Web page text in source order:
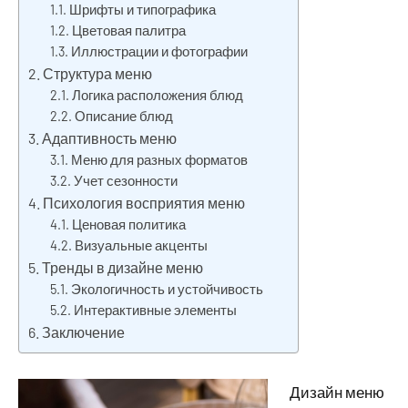
Шрифты и типографика
Цветовая палитра
Иллюстрации и фотографии
Структура меню
Логика расположения блюд
Описание блюд
Адаптивность меню
Меню для разных форматов
Учет сезонности
Психология восприятия меню
Ценовая политика
Визуальные акценты
Тренды в дизайне меню
Экологичность и устойчивость
Интерактивные элементы
Заключение
Дизайн меню